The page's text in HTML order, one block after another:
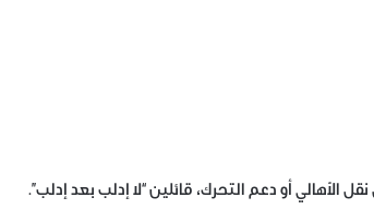
أو دعم التحرك، قائلين “لا إدلب بعد إدلب”.